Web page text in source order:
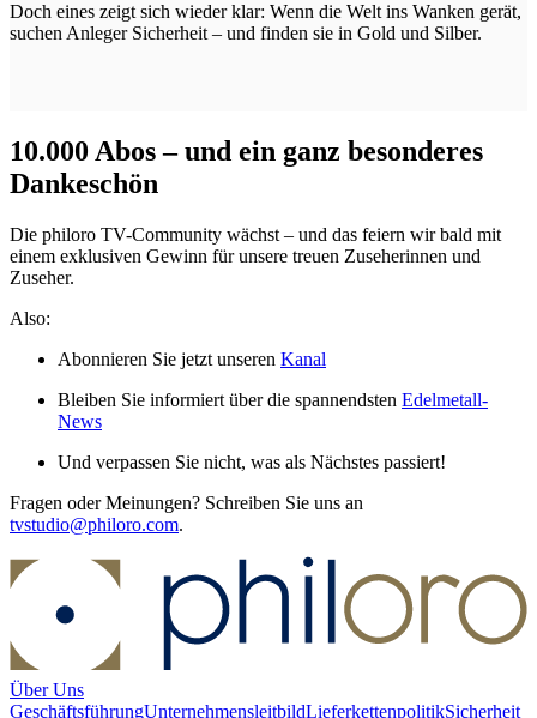
Doch eines zeigt sich wieder klar: Wenn die Welt ins Wanken gerät,
suchen Anleger Sicherheit – und finden sie in Gold und Silber.
10.000 Abos – und ein ganz besonderes
Dankeschön
Die philoro TV-Community wächst – und das feiern wir bald mit
einem exklusiven Gewinn für unsere treuen Zuseherinnen und
Zuseher.
Also:
Abonnieren Sie jetzt unseren Kanal
Bleiben Sie informiert über die spannendsten Edelmetall-
News
Und verpassen Sie nicht, was als Nächstes passiert!
Fragen oder Meinungen? Schreiben Sie uns an
tvstudio@philoro.com.
Über Uns
GeschäftsführungUnternehmensleitbildLieferkettenpolitikSicherheit